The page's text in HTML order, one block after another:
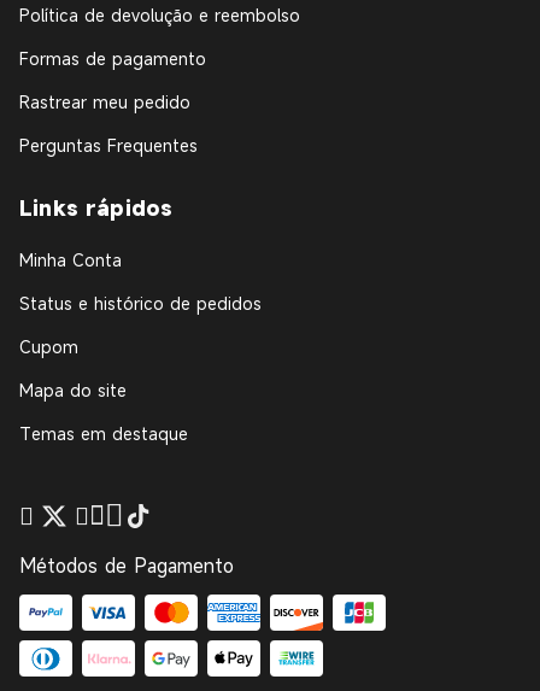
Política de devolução e reembolso
Formas de pagamento
Rastrear meu pedido
Perguntas Frequentes
Links rápidos
Minha Conta
Status e histórico de pedidos
Cupom
Mapa do site
Temas em destaque
Métodos de Pagamento